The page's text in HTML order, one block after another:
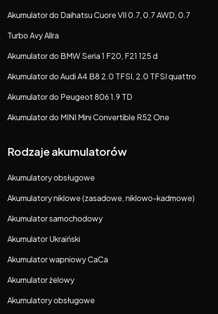
Akumulator do Daihatsu Cuore VII 0.7, 0.7 AWD, 0.7
Turbo Avy Allra
Akumulator do BMW Seria 1 F20, F21 125 d
Akumulator do Audi A4 B8 2.0 TFSI, 2.0 TFSI quattro
Akumulator do Peugeot 806 1.9 TD
Akumulator do MINI Mini Convertible R52 One
Rodzaje akumulatorów
Akumulatory obsługowe
Akumulatory niklowe (zasadowe, niklowo-kadmowe)
Akumulator samochodowy
Akumulator Ukraiński
Akumulator wapniowy CaCa
Akumulator żelowy
Akumulatory obsługowe